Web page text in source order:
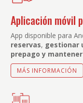
Aplicación móvil
App disponible para
reservas, gestionar
prepago y
MÁS INFORMACIÓN